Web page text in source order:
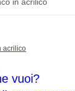
acrilico
vuoi?